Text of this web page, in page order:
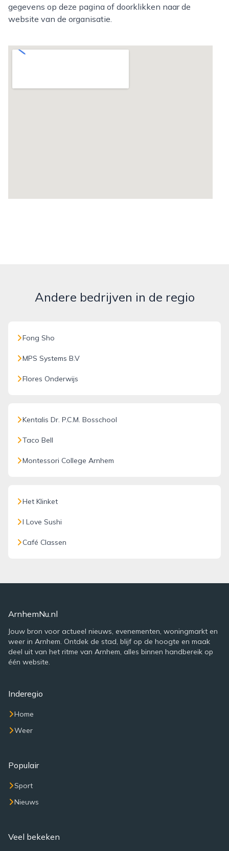
gegevens op deze pagina of doorklikken naar de
website van de organisatie.
Andere bedrijven in de regio
Fong Sho
MPS Systems B.V
Flores Onderwijs
Kentalis Dr. P.C.M. Bosschool
Taco Bell
Montessori College Arnhem
Het Klinket
I Love Sushi
Café Classen
ArnhemNu.nl
Jouw bron voor actueel nieuws, evenementen, woningmarkt en
weer in Arnhem. Ontdek de stad, blijf op de hoogte en maak
deel uit van het ritme van Arnhem, alles binnen handbereik op
één website.
Inderegio
Home
Weer
Populair
Sport
Nieuws
Veel bekeken